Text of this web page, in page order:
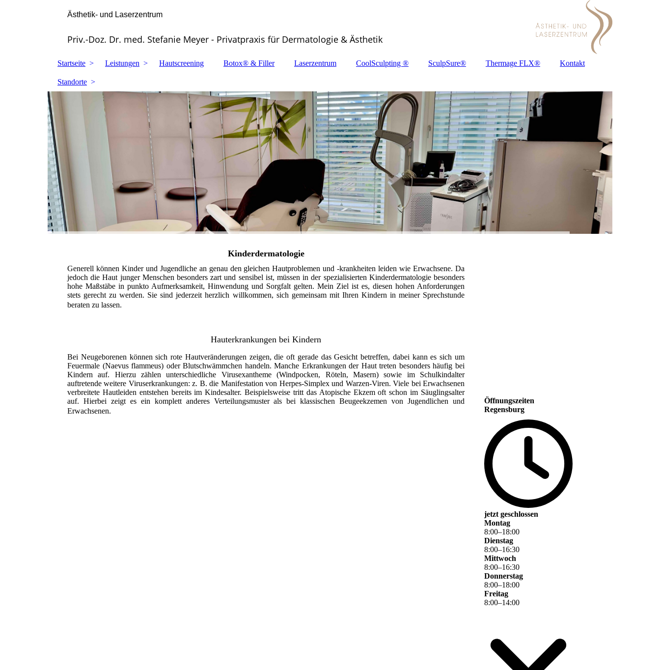
Ästhetik- und Laserzentrum
Priv.-Doz. Dr. med. Stefanie Meyer - Privatpraxis für Dermatologie & Ästhetik
Startseite Leistungen Hautscreening Botox® & Filler Laserzentrum CoolSculpting ® SculpSure® Thermage FLX® Kontakt
Standorte
Kinderdermatologie
Generell können Kinder und Jugendliche an genau den gleichen Hautproblemen und -krankheiten leiden wie Erwachsene. Da
jedoch die Haut junger Menschen besonders zart und sensibel ist, müssen in der spezialisierten Kinderdermatologie besonders
hohe Maßstäbe in punkto Aufmerksamkeit, Hinwendung und Sorgfalt gelten. Mein Ziel ist es, diesen hohen Anforderungen
stets gerecht zu werden. Sie sind jederzeit herzlich willkommen, sich gemeinsam mit Ihren Kindern in meiner Sprechstunde
beraten zu lassen.
Hauterkrankungen bei Kindern
Bei Neugeborenen können sich rote Hautveränderungen zeigen, die oft gerade das Gesicht betreffen, dabei kann es sich um
Feuermale (Naevus flammeus) oder Blutschwämmchen handeln. Manche Erkrankungen der Haut treten besonders häufig bei
Kindern auf. Hierzu zählen unterschiedliche Virusexantheme (Windpocken, Röteln, Masern) sowie im Schulkindalter
auftretende weitere Viruserkrankungen: z. B. die Manifestation von Herpes-Simplex und Warzen-Viren. Viele bei Erwachsenen
verbreitete Hautleiden entstehen bereits im Kindesalter. Beispielsweise tritt das Atopische Ekzem oft schon im Säuglingsalter
auf. Hierbei zeigt es ein komplett anderes Verteilungsmuster als bei klassischen Beugeekzemen von Jugendlichen und
Erwachsenen.
Öffnungszeiten
Regensburg
jetzt geschlossen
Montag
8:00–18:00
Dienstag
8:00–16:30
Mittwoch
8:00–16:30
Donnerstag
8:00–18:00
Freitag
8:00–14:00